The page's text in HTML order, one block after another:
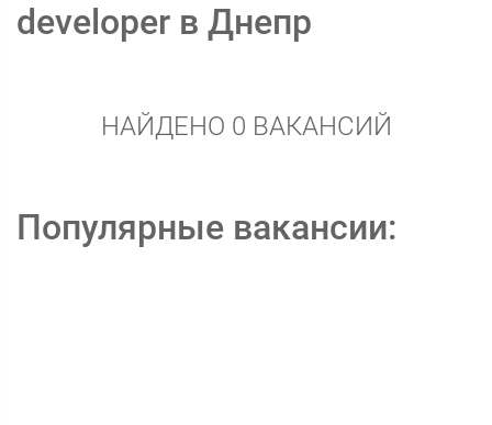
developer в Днепр
НАЙДЕНО 0 ВАКАНСИЙ
Популярные вакансии: